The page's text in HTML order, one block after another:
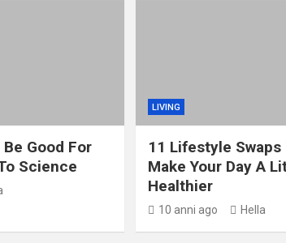
Good For
Science
LIVING
11 Lifestyle Swaps
Make Your Day A
Healthier
10 anni ago Hella